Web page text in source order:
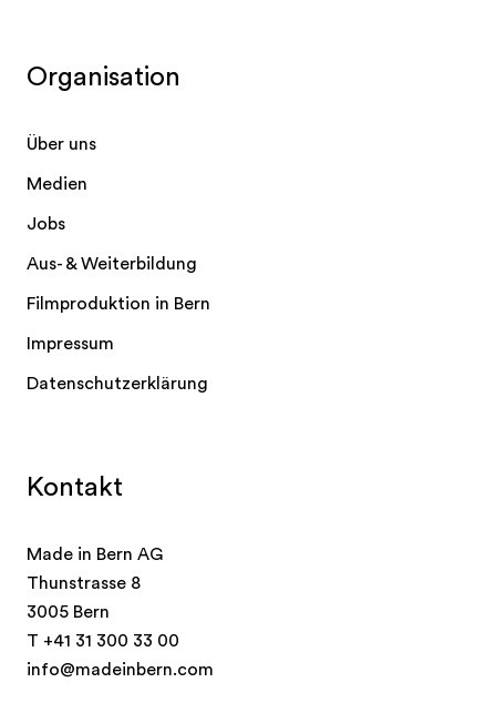
Kontakt
Made in Bern AG
Thunstrasse 8
3005 Bern
T +41 31 300 33 00
info@madeinbern.com
Organisation
Über uns
Medien
Jobs
Aus- & Weiterbildung
Filmproduktion in Bern
Impressum
Datenschutzerklärung